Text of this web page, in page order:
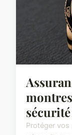
Protéger